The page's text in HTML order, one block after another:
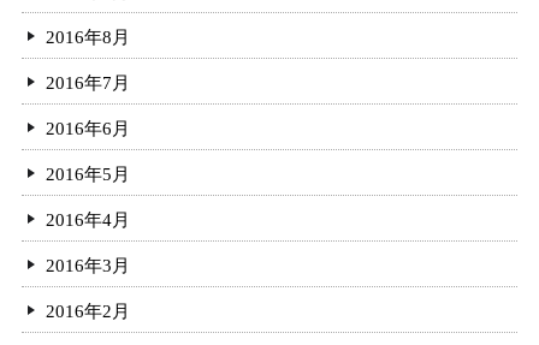
2016年8月
2016年7月
2016年6月
2016年5月
2016年4月
2016年3月
2016年2月